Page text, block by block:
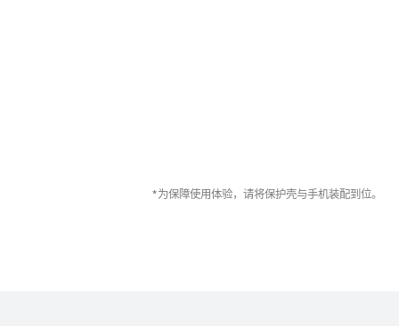
*为保障使用体验，请将保护壳与手机装配到位。